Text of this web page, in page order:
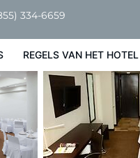
334-6659
REGELS VAN HET HOTEL